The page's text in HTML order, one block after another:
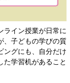
ライン授業が日常に
、子どもの学びの質
ングにも、自分だけ
た学習机があること